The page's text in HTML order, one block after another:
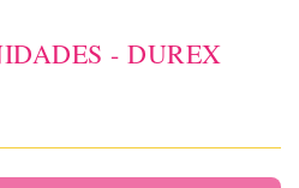
- DUREX